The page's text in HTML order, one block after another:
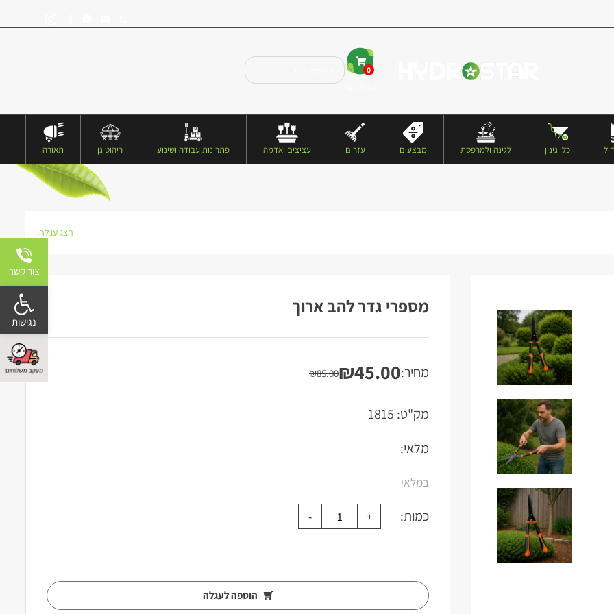
0
כלי גינון לגינה ולמרפסת מבצעים עזרים עציצים ואדמה פתרונות עבודה ושינוע ריהוט גן תאורה
הצג עגלה
מספרי גדר להב ארוך
מחיר: ₪85.00 המחיר
היה:
₪85.00.
₪45.00
המחיר
הוא:
₪45.00.מק"ט: 1815
מלאי:
במלאי
כמות:
הוספה לעגלה
צור קשר
פתח